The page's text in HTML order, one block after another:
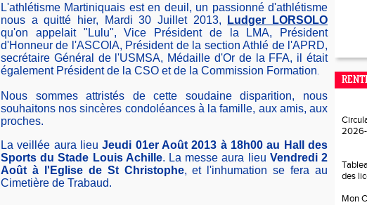
L'athlétisme Martiniquais est en deuil, un passionné d'athlétisme
nous a quitté hier, Mardi 30 Juillet 2013,
Ludger LORSOLO
qu'on appelait "Lulu", Vice Président de la LMA, Président
d'Honneur de l'ASCOIA, Président de la section Athlé de l'APRD,
secrétaire Général de l'USMSA, Médaille d'Or de la FFA, il était
également Président de la CSO et de la Commission Formation.
Nous sommes attristés de cette soudaine disparition, nous
souhaitons nos sincères condoléances à la famille, aux amis, aux
proches.
La veillée aura lieuJeudi 01er Août 2013 à 18h00 au Hall des
Sports du Stade Louis Achille. La messe aura lieu Vendredi 2
Août à l'Eglise de St Christophe, et l'inhumation se fera au
Cimetière de Trabaud.
des
Mon